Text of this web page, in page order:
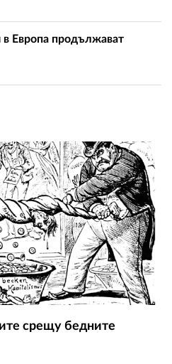
Европа продължават
срещу бедните